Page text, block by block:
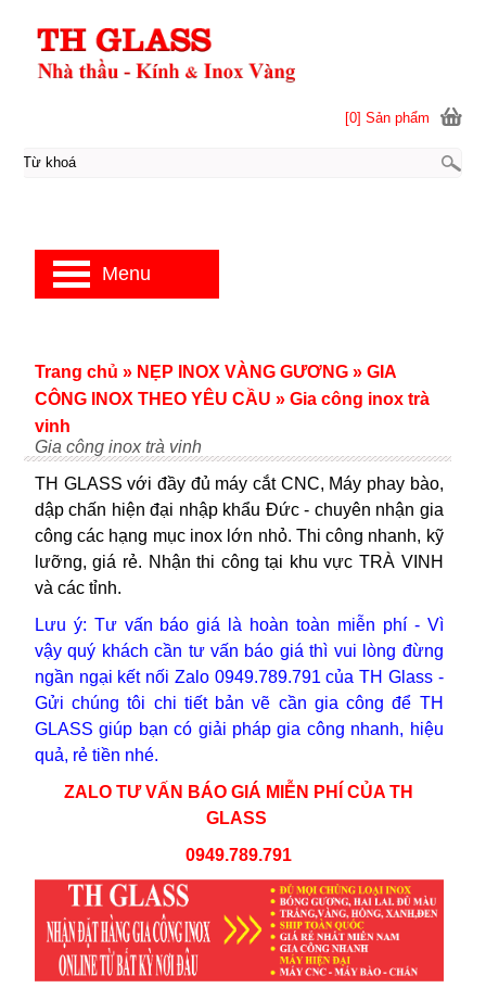
Gia công inox trà vinh
TH GLASS với đầy đủ máy cắt CNC, Máy phay bào,
dập chấn hiện đại nhập khẩu Đức - chuyên nhận gia
công các hạng mục inox lớn nhỏ. Thi công nhanh, kỹ
lưỡng, giá rẻ. Nhận thi công tại khu vực TRÀ VINH
và các tỉnh.
Lưu ý: Tư vấn báo giá là hoàn toàn miễn phí - Vì
vậyquý khách cần tư vấn báo giá thì vui lòng đừng
ngần ngại kết nối Zalo 0949.789.791 của TH Glass -
Gửi chúng tôi chi tiết bản vẽ cần gia công để TH
GLASS giúp bạn có giải pháp gia công nhanh, hiệu
quả, rẻ tiền nhé.
ZALO TƯ VẤN BÁO GIÁ MIỄN PHÍ CỦA TH
GLASS
0949.789.791
Trang chủ » NẸP INOX VÀNG GƯƠNG » GIA
CÔNG INOX THEO YÊU CẦU » Gia công inox trà
vinh
[0] Sản phẩm
Menu